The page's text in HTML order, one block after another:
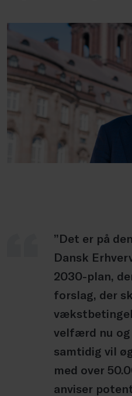
”Det er på
Dansk
2030-plan,
forslag, der
velfærd nu og
samtidig vil
med over
anviser